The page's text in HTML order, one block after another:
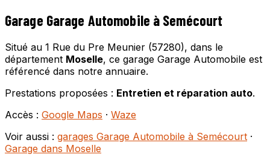
Garage Garage Automobile à Semécourt
Situé au 1 Rue du Pre Meunier (57280), dans le
département Moselle, ce garage Garage Automobile est
référencé dans notre annuaire.
Prestations proposées : Entretien et réparation auto.
Accès : Google Maps · Waze
Voir aussi : garages Garage Automobile à Semécourt ·
Garage dans Moselle